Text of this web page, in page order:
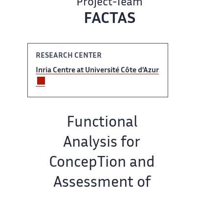
Project-Team​​​‌
FACTAS
RESEARCH ‌ CENTER
Inria Centre at ‌​‌ Université Côte d'Azur
Functional
Analysis for​​​‌
ConcepTion and
Assessment of ‌